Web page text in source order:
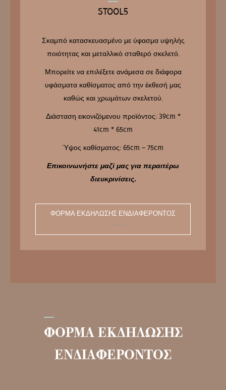
STOOL5
Σκαμπό κατασκευασμένο με ύφασμα υψηλής
ποιότητας και μεταλλικό σταθερό σκελετό.
Μπορείτε να επιλέξετε ανάμεσα σε διάφορα
υφάσματα καθίσματος από την έκθεσή μας
καθώς και χρωμάτων σκελετού.
Διάσταση εικονιζόμενου προϊόντος: 39cm *
41cm * 65cm
Ύψος καθίσματος: 65cm – 75cm
Επικοινωνήστε μαζί μας για περαιτέρω
διευκρινίσεις.
ΦΌΡΜΑ ΕΚΔΉΛΩΣΗΣ ΕΝΔΙΑΦΈΡΟΝΤΟΣ
ΦΟΡΜΑ ΕΚΔΗΛΩΣΗΣ
ΕΝΔΙΑΦΕΡΟΝΤΟΣ